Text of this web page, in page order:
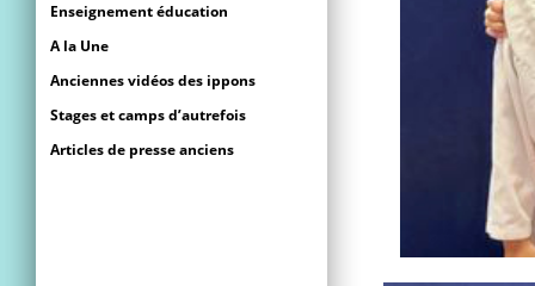
Enseignement éducation
A la Une
Anciennes vidéos des ippons
Stages et camps d’autrefois
Articles de presse anciens